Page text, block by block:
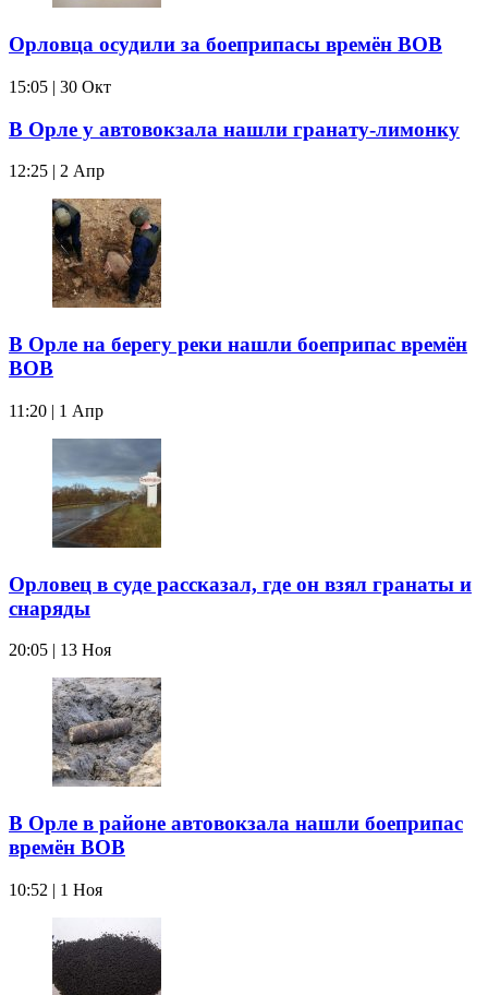
Орловца осудили за боеприпасы времён ВОВ
15:05 | 30 Окт
В Орле у автовокзала нашли гранату-лимонку
12:25 | 2 Апр
В Орле на берегу реки нашли боеприпас времён
ВОВ
11:20 | 1 Апр
Орловец в суде рассказал, где он взял гранаты и
снаряды
20:05 | 13 Ноя
В Орле в районе автовокзала нашли боеприпас
времён ВОВ
10:52 | 1 Ноя